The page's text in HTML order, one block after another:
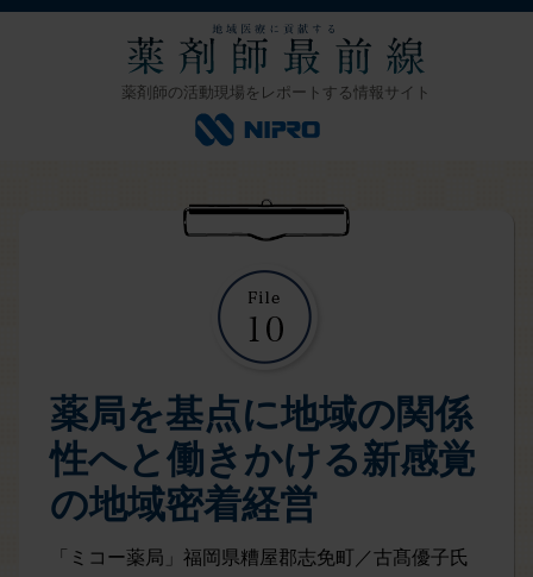
薬剤師の活動現場をレポートする情報サイト
薬局を基点に地域の関係
性へと働きかける新感覚
の地域密着経営
「ミコー薬局」福岡県糟屋郡志免町／古髙優子氏